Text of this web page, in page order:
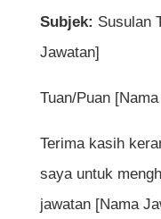
Subjek: Susulan
Jawatan]
Tuan/Puan
Terima kasih
saya untuk
jawatan [Nama